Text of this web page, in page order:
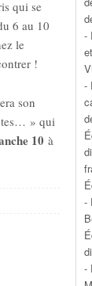
qui se
6 au 10
le
!
son
» qui
10 à
-
-
-
-